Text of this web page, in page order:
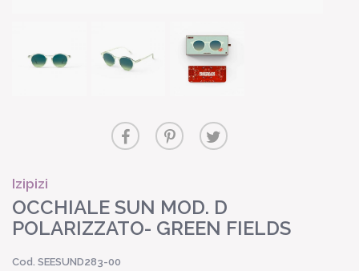
Izipizi
OCCHIALE SUN MOD. D
POLARIZZATO- GREEN FIELDS
Cod. SEESUND283-00